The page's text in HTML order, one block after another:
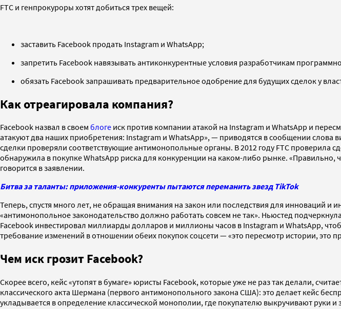
FTC и генпрокуроры хотят добиться трех вещей:
заставить Facebook продать Instagram и WhatsApp;
запретить Facebook навязывать антиконкурентные условия разработчикам
обязать Facebook запрашивать предварительное одобрение для будущих сделок у
Как отреагировала компания?
Facebook назвал в своем блоге иск против компании атакой на Instagram и WhatsApp и
атакуют два наших приобретения: Instagram и WhatsApp», — приводятся в сообщении
сделки проверяли соответствующие антимонопольные органы. В 2012 году FTC проверила
обнаружила в покупке WhatsApp риска для конкуренции на каком-либо рынке.
говорится в заявлении.
Битва за таланты: приложения-конкуренты пытаются переманить звезд TikTok
Теперь, спустя много лет, не обращая внимания на закон или последствия для инноваций и
«антимонопольное законодательство должно работать совсем не так». Ньюстед
Facebook инвестировал миллиарды долларов и миллионы часов в Instagram и WhatsApp,
требование изменений в отношении обеих покупок соцсети — «это пересмотр истории, это
Чем иск грозит Facebook?
Скорее всего, кейс «утопят в бумаге» юристы Facebook, которые уже не раз так делали,
классического акта Шермана (первого антимонопольного закона США): это делает кейс
укладывается в определение классической монополии, где покупателю выкручивают руки и